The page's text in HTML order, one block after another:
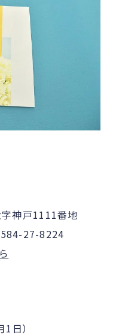
神戸1111番地
27-8224
日）